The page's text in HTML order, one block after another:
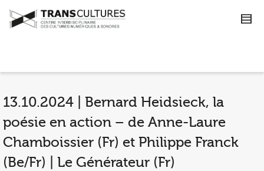
13.10.2024 | Bernard Heidsieck, la
poésie en action – de Anne-Laure
Chamboissier (Fr) et Philippe Franck
(Be/Fr) | Le Générateur (Fr)